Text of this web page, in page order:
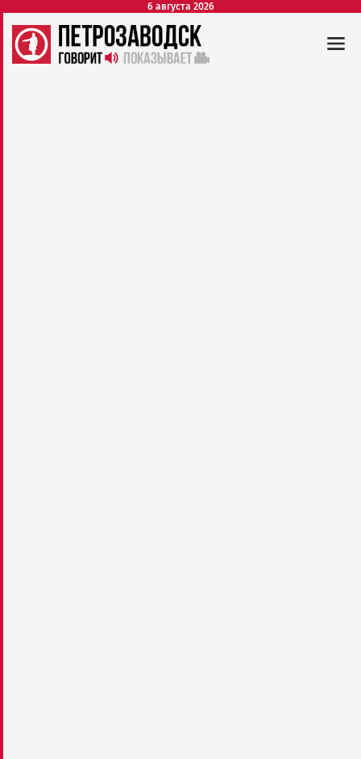
6 августа 2026